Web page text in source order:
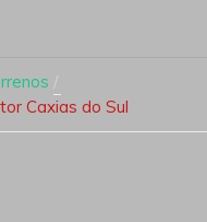
Caxias do Sul